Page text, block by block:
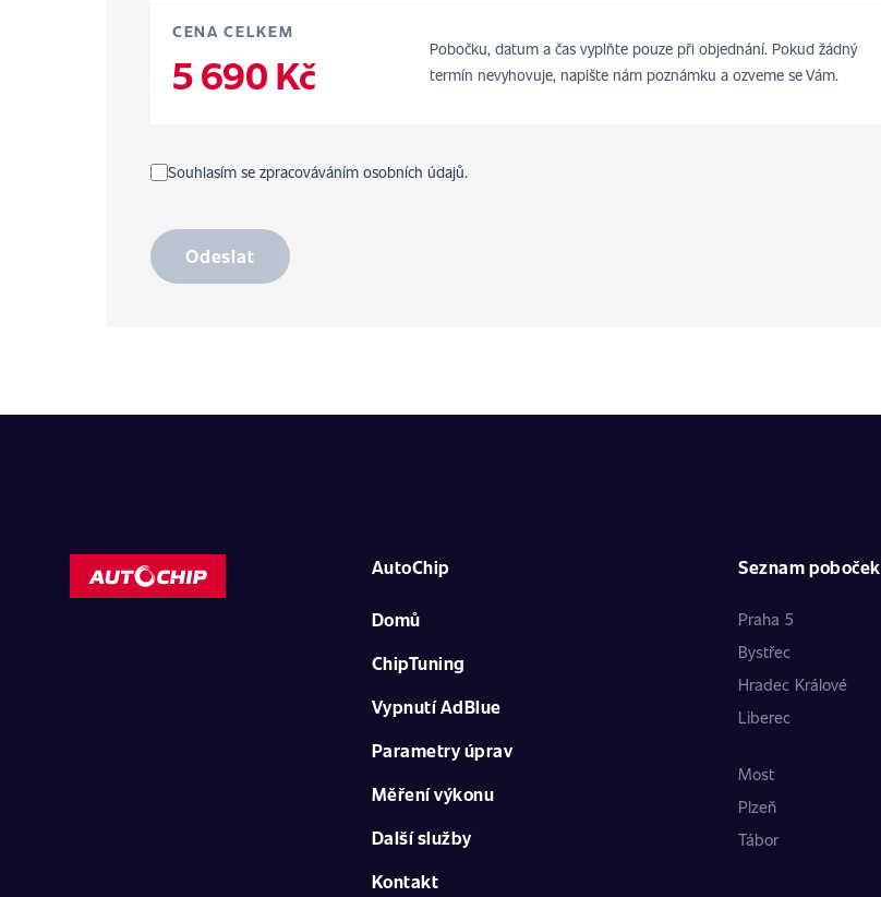
CENA CELKEM
5 690 Kč
Pobočku, datum a čas vyplňte pouze při objednání. Pokud žádný
termín nevyhovuje, napište nám poznámku a ozveme se Vám.
Souhlasím se zpracováváním osobních údajů.
Odeslat
AutoChip
Domů
ChipTuning
Vypnutí AdBlue
Parametry úprav
Měření výkonu
Další služby
Kontakt
Seznam poboček
Praha 5
Bystřec
Hradec Králové
Liberec
Most
Plzeň
Tábor